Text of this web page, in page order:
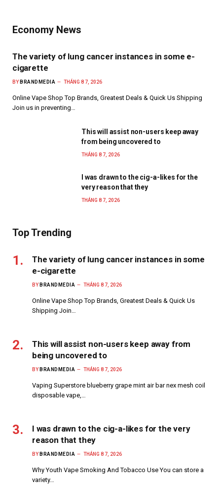
Economy News
The variety of lung cancer instances in some e-
cigarette
BY BRANDMEDIA THÁNG 8 7, 2026
Online Vape Shop Top Brands, Greatest Deals & Quick Us Shipping
Join us in preventing…
This will assist non-users keep away
from being uncovered to
THÁNG 8 7, 2026
I was drawn to the cig-a-likes for the
very reason that they
THÁNG 8 7, 2026
Top Trending
The variety of lung cancer instances in some
e-cigarette
BY BRANDMEDIA THÁNG 8 7, 2026
Online Vape Shop Top Brands, Greatest Deals & Quick Us
Shipping Join…
This will assist non-users keep away from
being uncovered to
BY BRANDMEDIA THÁNG 8 7, 2026
Vaping Superstore blueberry grape mint air bar nex mesh coil
disposable vape,…
I was drawn to the cig-a-likes for the very
reason that they
BY BRANDMEDIA THÁNG 8 7, 2026
Why Youth Vape Smoking And Tobacco Use You can store a
variety…